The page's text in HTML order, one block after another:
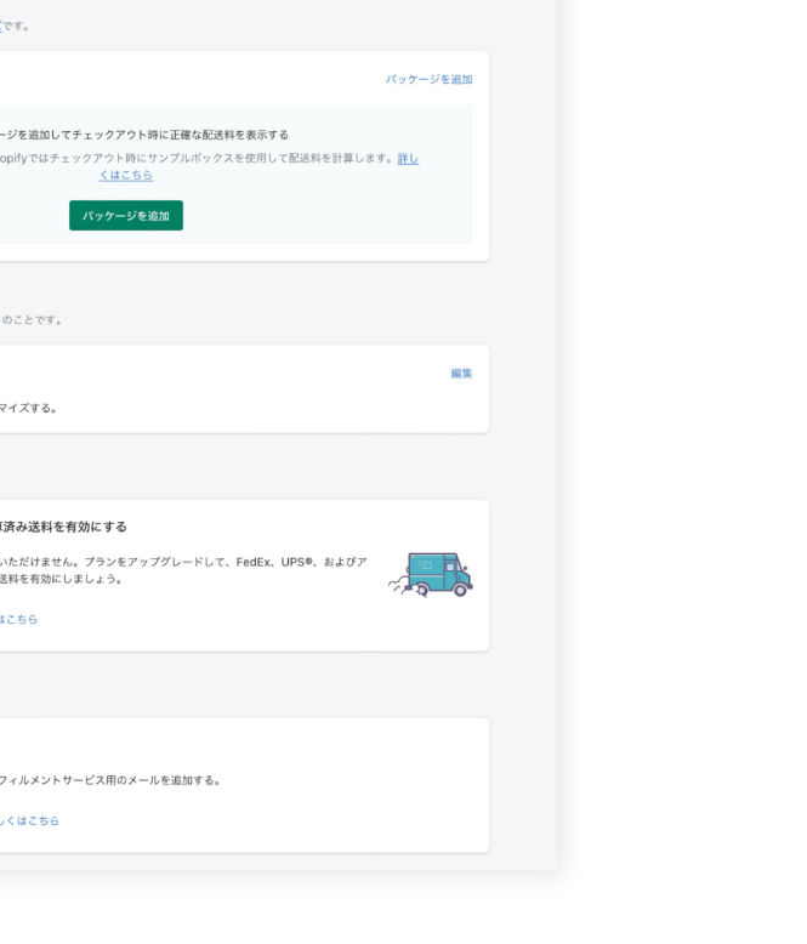
Shopify基本情報
など基本的な情報などをお伝えします。